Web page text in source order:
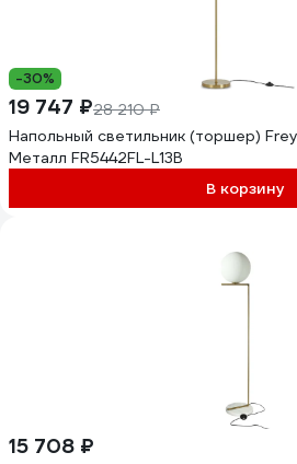
-30%
19 747 ₽28 210 ₽
Напольный светильник (торшер)
Металл FR5442FL-L13B
В корзину
15 708 ₽